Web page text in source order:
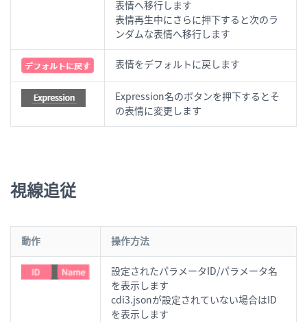
表情へ移行します
表情再生中にさらに押下すると次のラ
ンダムな表情へ移行します
表情をデフォルトに戻します
Expression名のボタンを押下するとそ
の表情に変更します
視線追従
動作 操作方法
設定されたパラメータID/パラメータ名
を表示します
cdi3.jsonが設定されていない場合はID
を表示します